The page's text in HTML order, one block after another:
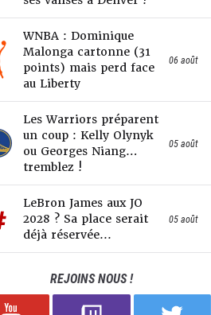
WNBA : Dominique
Malonga cartonne (31
points) mais perd face
au Liberty
06 août
Les Warriors préparent
un coup : Kelly Olynyk
ou Georges Niang…
tremblez !
05 août
LeBron James aux JO
2028 ? Sa place serait
déjà réservée...
05 août
REJOINS NOUS !